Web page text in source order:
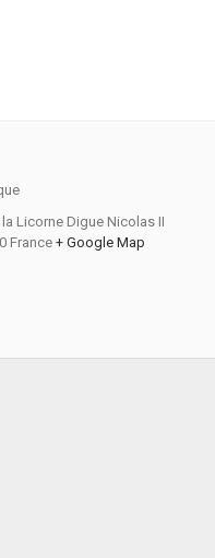
Licorne Digue Nicolas II
France + Google Map